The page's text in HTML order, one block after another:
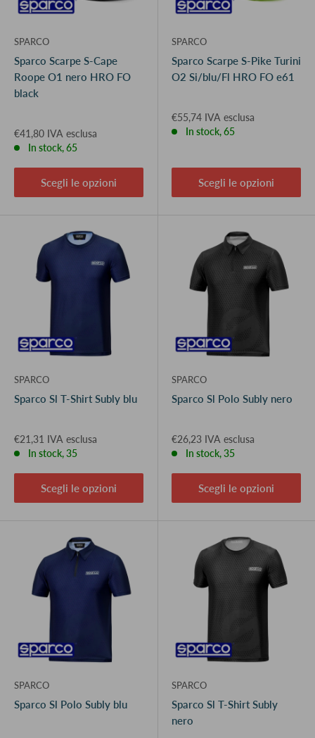
SPARCO
Sparco Scarpe S-Cape
Roope O1 nero HRO FO
black
€41,80 IVA esclusa
In stock, 65
Scegli le opzioni
SPARCO
Sparco Scarpe S-Pike Turini
O2 Si/blu/Fl HRO FO e61
€55,74 IVA esclusa
In stock, 65
Scegli le opzioni
SPARCO
Sparco Sl T-Shirt Subly blu
€21,31 IVA esclusa
In stock, 35
Scegli le opzioni
SPARCO
Sparco Sl Polo Subly nero
€26,23 IVA esclusa
In stock, 35
Scegli le opzioni
SPARCO
Sparco Sl Polo Subly blu
SPARCO
Sparco Sl T-Shirt Subly
nero